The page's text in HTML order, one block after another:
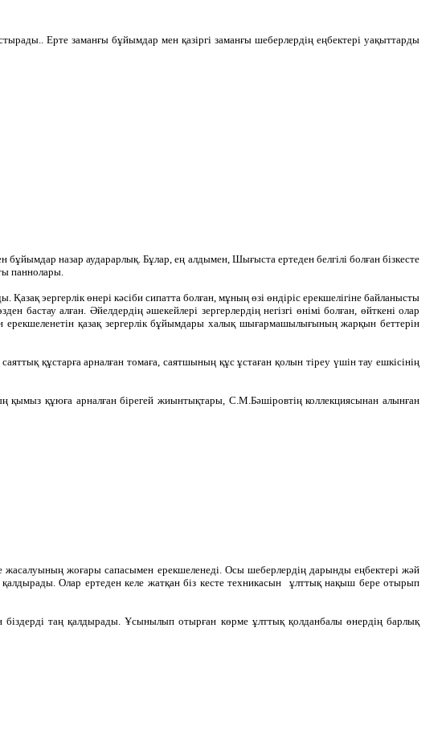
Ерте заманғы бұйымдар мен қазіргі заманғы шеберлердің еңбектері уақыттарды
назар аударарлық. Бұлар, ең алдымен, Шығыста ертеден белгілі болған бізкесте
паннолары.
эергерлік өнері кәсіби сипатта болған, мұның өзі өндіріс ерекшелігіне байланысты
алған. Әйелдердің әшекейлері зергерлердің негізгі өнімі болған, өйткені олар
ерекшеленетін қазақ зергерлік бұйымдары халық шығармашылығының жарқын беттерін
құстарға арналған томаға, саятшының құс ұстаған қолын тіреу үшін тау ешкісінің
қымыз құюға арналған бірегей жиынтықтары, С.М.Бәшіровтің коллекциясынан алынған
жоғары сапасымен ерекшеленеді. Осы шеберлердің дарынды еңбектері жәй
Олар ертеден келе жатқан біз кесте техникасын ұлттық нақыш бере отырып
таң қалдырады. Ұсынылып отырған көрме ұлттық қолданбалы өнердің барлық